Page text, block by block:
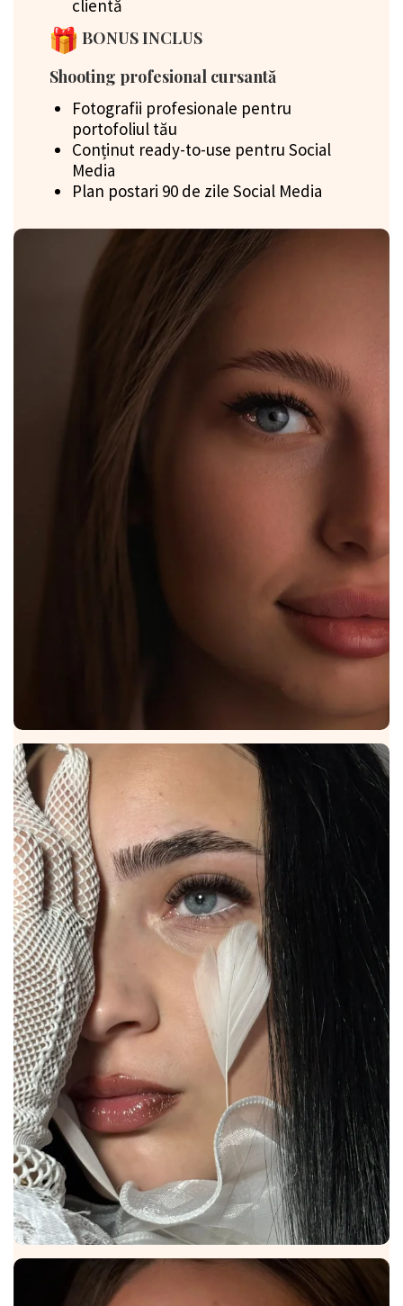
clientă
BONUS INCLUS
Shooting profesional cursantă
Fotografii profesionale pentru
portofoliul tău
Conținut ready-to-use pentru Social
Media
Plan postari 90 de zile Social Media